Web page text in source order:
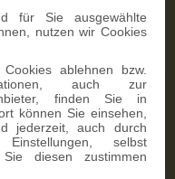
für Sie ausgewählte
nutzen wir Cookies
ablehnen bzw.
auch zur
finden Sie in
können Sie einsehen,
jederzeit, auch durch
selbst
diesen zustimmen
SIGN UP